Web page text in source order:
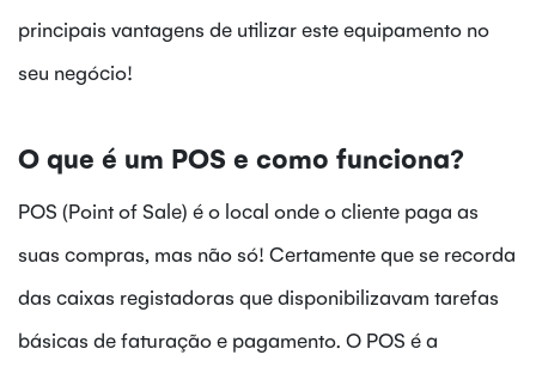
principais vantagens de utilizar este equipamento no
seu negócio!
O que é um POS e como funciona?
POS (Point of Sale) é o local onde o cliente paga as
suas compras, mas não só! Certamente que se recorda
das caixas registadoras que disponibilizavam tarefas
básicas de faturação e pagamento. O POS é a